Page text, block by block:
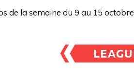
de la semaine du 9 au 15 octobre